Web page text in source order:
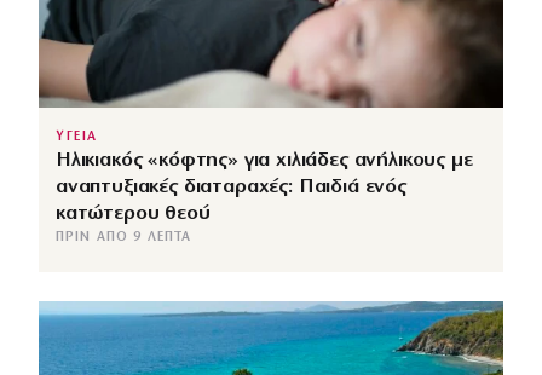
ΥΓΕΙΑ
Ηλικιακός «κόφτης» για χιλιάδες ανήλικους με
αναπτυξιακές διαταραχές: Παιδιά ενός
κατώτερου θεού
ΠΡΙΝ ΑΠΌ 9 ΛΕΠΤΆ